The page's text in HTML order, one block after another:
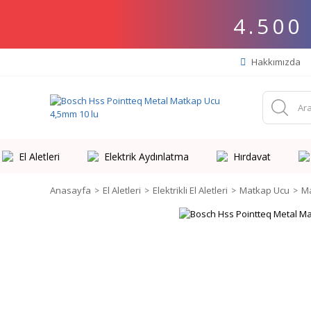
4.500
Hakkımızda
El Aletleri Elektrik Aydınlatma Hırdavat
Anasayfa El Aletleri Elektrikli El Aletleri Matkap Ucu